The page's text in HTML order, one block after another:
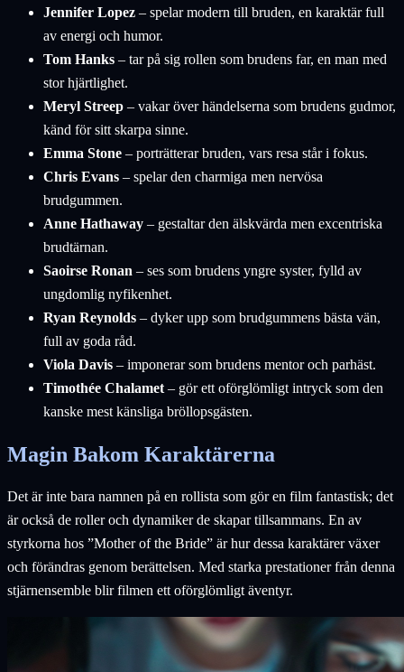
Jennifer Lopez – spelar modern till bruden, en karaktär full
av energi och humor.
Tom Hanks – tar på sig rollen som brudens far, en man med
stor hjärtlighet.
Meryl Streep – vakar över händelserna som brudens gudmor,
känd för sitt skarpa sinne.
Emma Stone – porträtterar bruden, vars resa står i fokus.
Chris Evans – spelar den charmiga men nervösa
brudgummen.
Anne Hathaway – gestaltar den älskvärda men excentriska
brudtärnan.
Saoirse Ronan – ses som brudens yngre syster, fylld av
ungdomlig nyfikenhet.
Ryan Reynolds – dyker upp som brudgummens bästa vän,
full av goda råd.
Viola Davis – imponerar som brudens mentor och parhäst.
Timothée Chalamet – gör ett oförglömligt intryck som den
kanske mest känsliga bröllopsgästen.
Magin Bakom Karaktärerna
Det är inte bara namnen på en rollista som gör en film fantastisk; det
är också de roller och dynamiker de skapar tillsammans. En av
styrkorna hos ”Mother of the Bride” är hur dessa karaktärer växer
och förändras genom berättelsen. Med starka prestationer från denna
stjärnensemble blir filmen ett oförglömligt äventyr.